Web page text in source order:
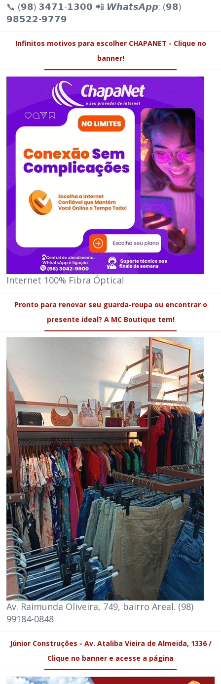
📞 (𝟵𝟴) 𝟯𝟰𝟳𝟭-𝟭𝟯𝟬𝟬 📲 𝙒𝙝𝙖𝙩𝙨𝘼𝙥𝙥: (𝟵𝟴)
𝟵𝟴𝟱𝟮𝟮-𝟵𝟳𝟳𝟵
Infinitos motivos para escolher CHAPANET - Clique no
banner!
Internet 100% Fibra Óptica!
Pronto para renovar seu guarda-roupa ou encontrar o
presente ideal? A MC Boutique tem!
Av. Raimunda Oliveira, 749, bairro Areal. (98)
99184-0848
Júnior Construções - Av. Ataliba Vieira de Almeida, 1336 /
Clique no banner e acesse a página